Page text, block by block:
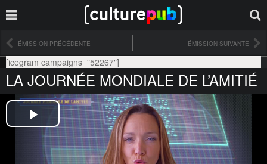
ÉMISSION PRÉCÉDENTE ÉMISSION SUIVANTE
[icegram campaigns="52267"]
LA JOURNÉE MONDIALE DE L’AMITIÉ